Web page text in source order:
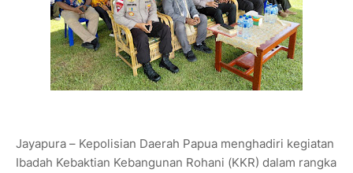
Jayapura – Kepolisian Daerah Papua menghadiri kegiatan
Ibadah Kebaktian Kebangunan Rohani (KKR) dalam rangka